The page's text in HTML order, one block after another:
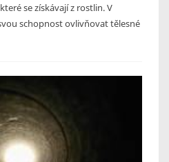
se získávají z rostlin. V
schopnost ovlivňovat tělesné